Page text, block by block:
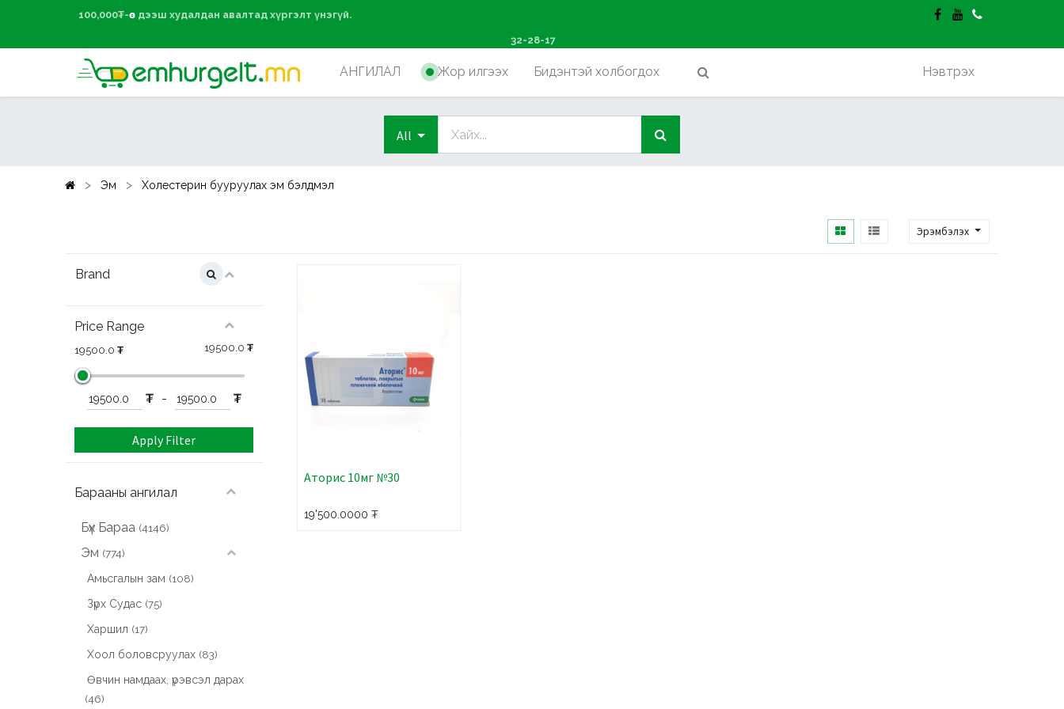
100,000₮-өөс дээш худалдан авалтад хүргэлт үнэгүй.
32-28-17
АНГИЛАЛ Жор илгээх Бидэнтэй холбогдох Нэвтрэх
All
Эм Холестерин бууруулах эм бэлдмэл
Эрэмбэлэх
Brand
Price Range
19500.0 ₮ 19500.0 ₮
₮ - ₮
Apply Filter
Барааны ангилал
Бүх Бараа (4146)
Эм (774)
Амьсгалын зам (108)
Зүрх Судас (75)
Харшил (17)
Хоол боловсруулах (83)
Өвчин намдаах, үрэвсэл дарах
(46)
Аторис 10мг №30
19'500.0000 ₮